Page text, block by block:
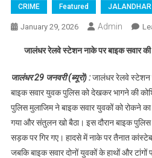
CRIME Featured JALANDHAR
January 29, 2026 Admin
जालंधर रेलवे स्टेशन नाके पर बाइक सवार
जालंधर 29 जनवरी (ब्यूरो) :जालंधर रेलवे स्टेशन
बाइक सवार युवक पुलिस को देखकर भागने की
पुलिस मुलाजिम ने बाइक सवार युवकों को रोकने
गया और संतुलन खो बैठा। इस दौरान बाइक
सड़क पर गिर गए। हादसे में नाके पर तैनात
जबकि बाइक सवार दोनों युवकों के हाथों और टांगों